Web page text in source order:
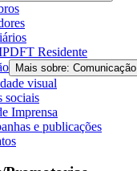
Residente
Mais sobre: Comunicação
visual
sociais
Imprensa
e publicações